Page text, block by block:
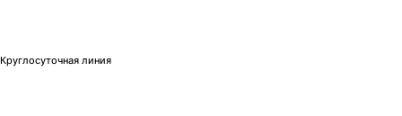
Круглосуточная линия